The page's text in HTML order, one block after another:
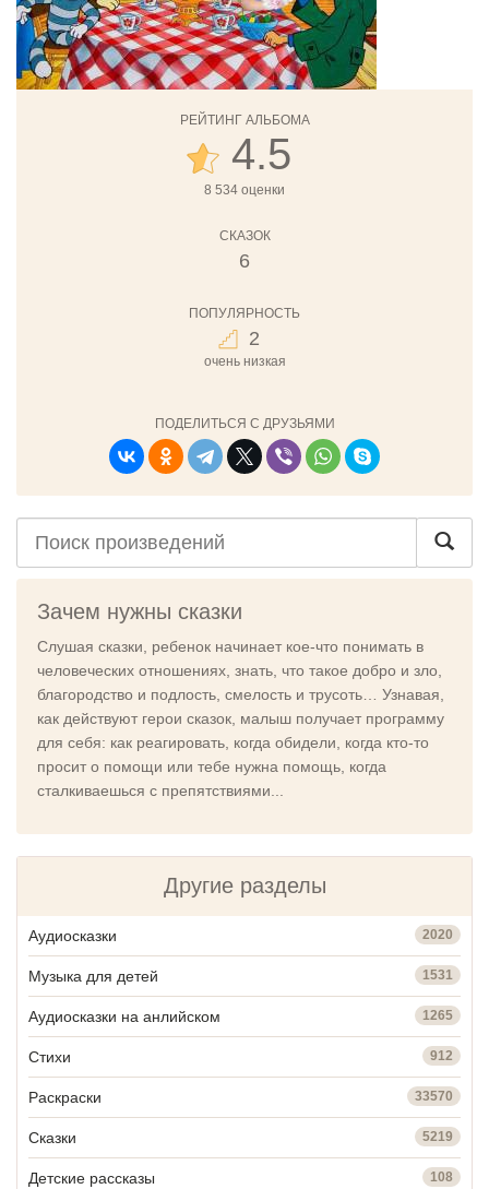
РЕЙТИНГ АЛЬБОМА
4.5
8 534 оценки
СКАЗОК
6
ПОПУЛЯРНОСТЬ
2
очень низкая
ПОДЕЛИТЬСЯ С ДРУЗЬЯМИ
Зачем нужны сказки
Слушая сказки, ребенок начинает кое-что понимать в
человеческих отношениях, знать, что такое добро и зло,
благородство и подлость, смелость и трусоть… Узнавая,
как действуют герои сказок, малыш получает программу
для себя: как реагировать, когда обидели, когда кто-то
просит о помощи или тебе нужна помощь, когда
сталкиваешься с препятствиями...
Другие разделы
Аудиосказки 2020
Музыка для детей 1531
Аудиосказки на анлийском 1265
Стихи 912
Раскраски 33570
Сказки 5219
Детские рассказы 108